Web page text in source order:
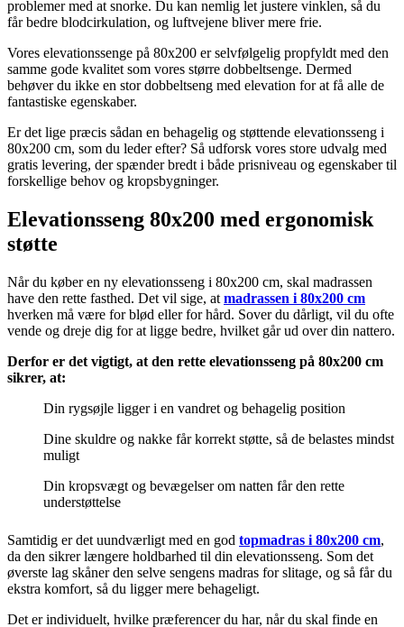
problemer med at snorke. Du kan nemlig let justere vinklen, så du
får bedre blodcirkulation, og luftvejene bliver mere frie.
Vores elevationssenge på 80x200 er selvfølgelig propfyldt med den
samme gode kvalitet som vores større dobbeltsenge. Dermed
behøver du ikke en stor dobbeltseng med elevation for at få alle de
fantastiske egenskaber.
Er det lige præcis sådan en behagelig og støttende elevationsseng i
80x200 cm, som du leder efter? Så udforsk vores store udvalg med
gratis levering, der spænder bredt i både prisniveau og egenskaber til
forskellige behov og kropsbygninger.
Elevationsseng 80x200 med ergonomisk
støtte
Når du køber en ny elevationsseng i 80x200 cm, skal madrassen
have den rette fasthed. Det vil sige, at madrassen i 80x200 cm
hverken må være for blød eller for hård. Sover du dårligt, vil du ofte
vende og dreje dig for at ligge bedre, hvilket går ud over din nattero.
Derfor er det vigtigt, at den rette elevationsseng på 80x200 cm
sikrer, at:
Din rygsøjle ligger i en vandret og behagelig position
Dine skuldre og nakke får korrekt støtte, så de belastes mindst
muligt
Din kropsvægt og bevægelser om natten får den rette
understøttelse
Samtidig er det uundværligt med en god topmadras i 80x200 cm,
da den sikrer længere holdbarhed til din elevationsseng. Som det
øverste lag skåner den selve sengens madras for slitage, og så får du
ekstra komfort, så du ligger mere behageligt.
Det er individuelt, hvilke præferencer du har, når du skal finde en